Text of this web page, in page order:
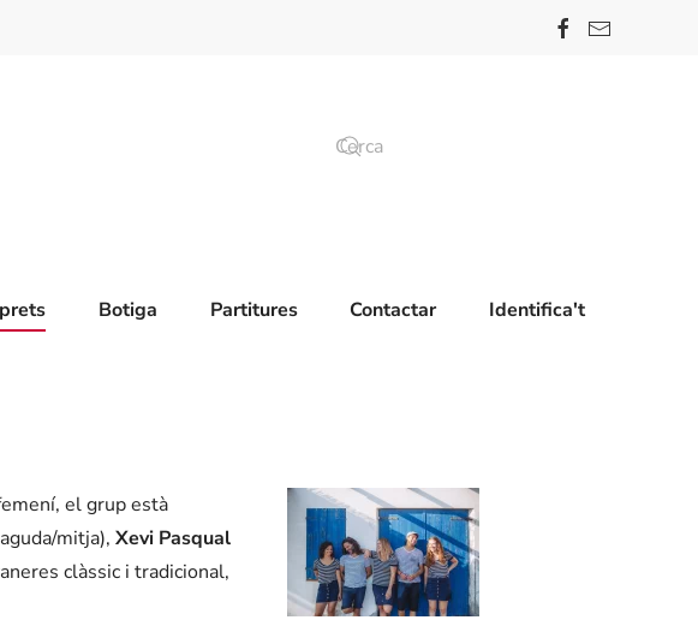
Botiga Partitures Contactar Identifica't
el grup està
mitja), Xevi Pasqual
clàssic i tradicional,
+